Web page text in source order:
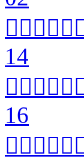
14
16
